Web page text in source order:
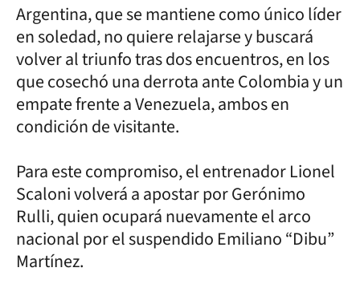
Argentina, que se mantiene como único líder
en soledad, no quiere relajarse y buscará
volver al triunfo tras dos encuentros, en los
que cosechó una derrota ante Colombia y un
empate frente a Venezuela, ambos en
condición de visitante.
Para este compromiso, el entrenador Lionel
Scaloni volverá a apostar por Gerónimo
Rulli, quien ocupará nuevamente el arco
nacional por el suspendido Emiliano “Dibu”
Martínez.